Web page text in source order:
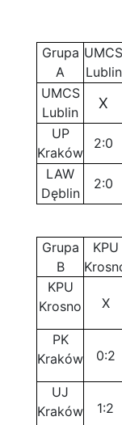
Grupa
A
UMCS
Lublin
UMCS
Lublin
X
UP
Kraków
2:0
LAW
Dęblin
2:0
Grupa
B
KPU
KPU
Krosno
X
PK
Kraków
0:2
UJ
Kraków
1:2